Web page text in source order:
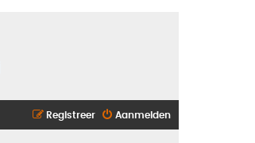
Aanmelden
Registreer